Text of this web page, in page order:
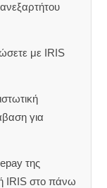
με IRIS
για
της
IRIS στο πάνω